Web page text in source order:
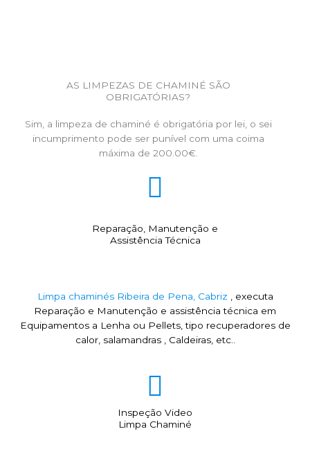
AS LIMPEZAS DE CHAMINÉ SÃO
OBRIGATÓRIAS?
Sim, a limpeza de chaminé é obrigatória por lei, o sei
incumprimento pode ser punível com uma coima
máxima de 200.00€.
Reparação, Manutenção e
Assistência Técnica
Limpa chaminés Ribeira de Pena, Cabriz , executa
Reparação e Manutenção e assistência técnica em
Equipamentos a Lenha ou Pellets, tipo recuperadores de
calor, salamandras , Caldeiras, etc..
Inspeção Video
Limpa Chaminé